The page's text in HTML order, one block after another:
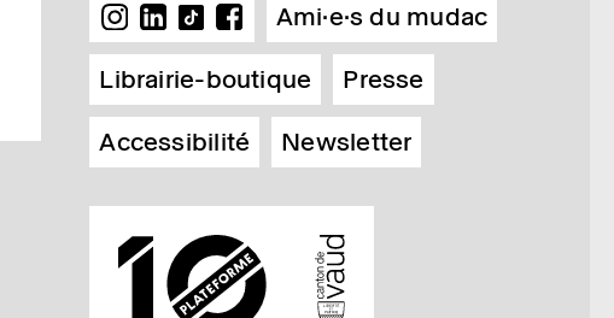
Ami·e·s du mudac
Librairie-boutique
Presse
Accessibilité
Newsletter